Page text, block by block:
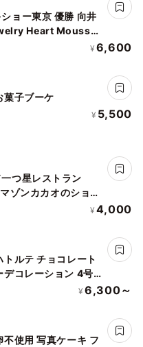
ショー東京 優勝 向井
Heart Mousse
¥ 6,600
菓子ブーケ
¥ 5,500
つ星レストラン
ゾンカカオのショコ
¥ 4,000
ルテ チョコレート
デコレーション 4号
4-p2
¥ 6,300～
不使用 写真ケーキ フ